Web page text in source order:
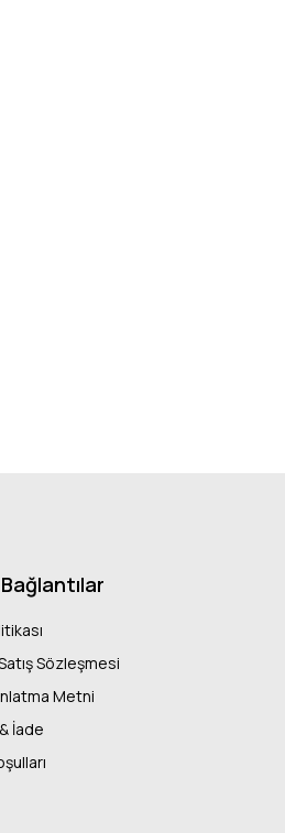
Bağlantılar
Sözleşmesi
Metni
İade